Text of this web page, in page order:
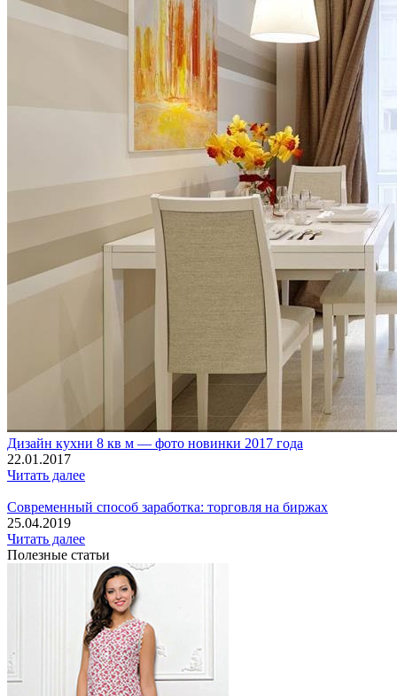
Дизайн кухни 8 кв м — фото новинки 2017 года
22.01.2017
Читать далее
Современный способ заработка: торговля на биржах
25.04.2019
Читать далее
Полезные статьи